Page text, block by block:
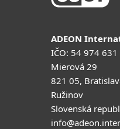
ADEON
IČO: 54 974 631
Mierová 29
821 05,
Ružinov
Slovenská